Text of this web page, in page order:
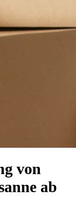
von
ab